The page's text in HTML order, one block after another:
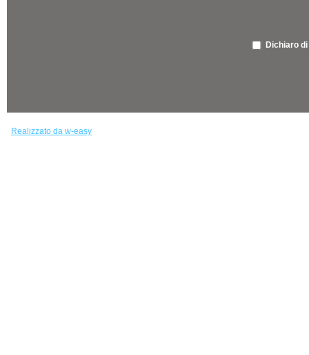
Dichiaro
Realizzato da w-easy